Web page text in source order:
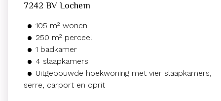
7242 BV Lochem
105 m² wonen
250 m² perceel
1 badkamer
4 slaapkamers
Uitgebouwde hoekwoning met vier slaapkamers,
serre, carport en oprit